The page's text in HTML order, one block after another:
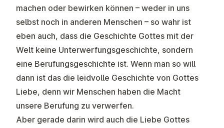
machen oder bewirken können – weder in uns
selbst noch in anderen Menschen – so wahr ist
eben auch, dass die Geschichte Gottes mit der
Welt keine Unterwerfungsgeschichte, sondern
eine Berufungsgeschichte ist. Wenn man so will
dann ist das die leidvolle Geschichte von Gottes
Liebe, denn wir Menschen haben die Macht
unsere Berufung zu verwerfen.
Aber gerade darin wird auch die Liebe Gottes